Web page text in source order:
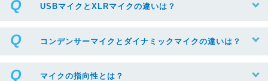
USBマイクとXLRマイクの違いは？
コンデンサーマイクとダイナミックマイクの違いは？
マイクの指向性とは？